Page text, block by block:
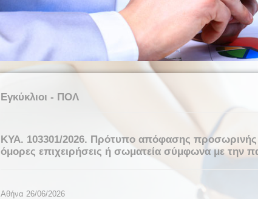
Εγκύκλιοι - ΠΟΛ
ΚΥΑ. 103301/2026. Πρότυπο απόφασης
όμορες επιχειρήσεις ή σωματεία σύμφωνα με την
Αθήνα 26/06/2026